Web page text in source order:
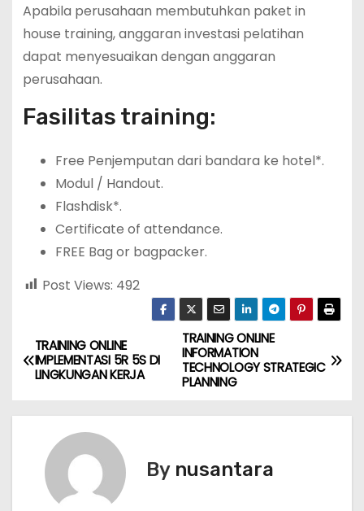
Apabila perusahaan membutuhkan paket in
house training, anggaran investasi pelatihan
dapat menyesuaikan dengan anggaran
perusahaan.
Fasilitas training:
Free Penjemputan dari bandara ke hotel*.
Modul / Handout.
Flashdisk*.
Certificate of attendance.
FREE Bag or bagpacker.
Post Views: 492
P
o
s
TRAINING ONLINE
INFORMATION
TECHNOLOGY STRATEGIC
PLANNING
TRAINING ONLINE
IMPLEMENTASI 5R 5S DI
LINGKUNGAN KERJA
By nusantara